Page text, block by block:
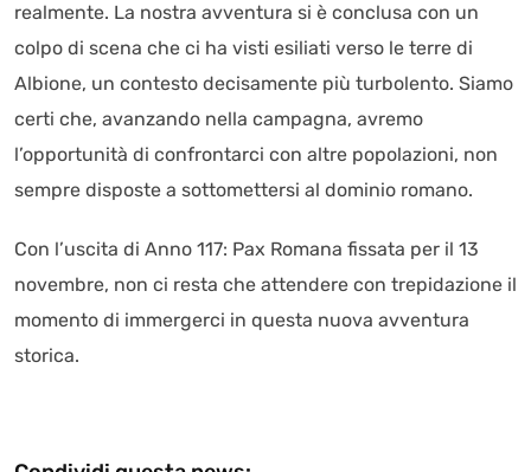
realmente. La nostra avventura si è conclusa con un
colpo di scena che ci ha visti esiliati verso le terre di
Albione, un contesto decisamente più turbolento. Siamo
certi che, avanzando nella campagna, avremo
l’opportunità di confrontarci con altre popolazioni, non
sempre disposte a sottomettersi al dominio romano.
Con l’uscita di Anno 117: Pax Romana fissata per il 13
novembre, non ci resta che attendere con trepidazione il
momento di immergerci in questa nuova avventura
storica.